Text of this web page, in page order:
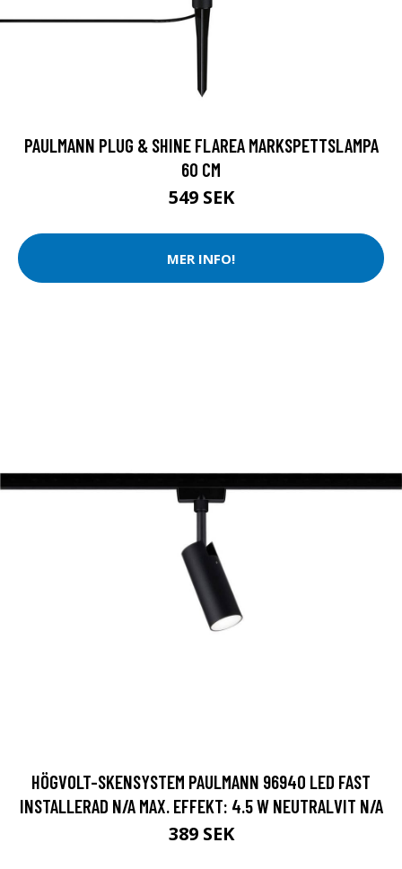
PAULMANN PLUG & SHINE FLAREA MARKSPETTSLAMPA
60 CM
549 SEK
MER INFO!
HÖGVOLT-SKENSYSTEM PAULMANN 96940 LED FAST
INSTALLERAD N/A MAX. EFFEKT: 4.5 W NEUTRALVIT N/A
389 SEK